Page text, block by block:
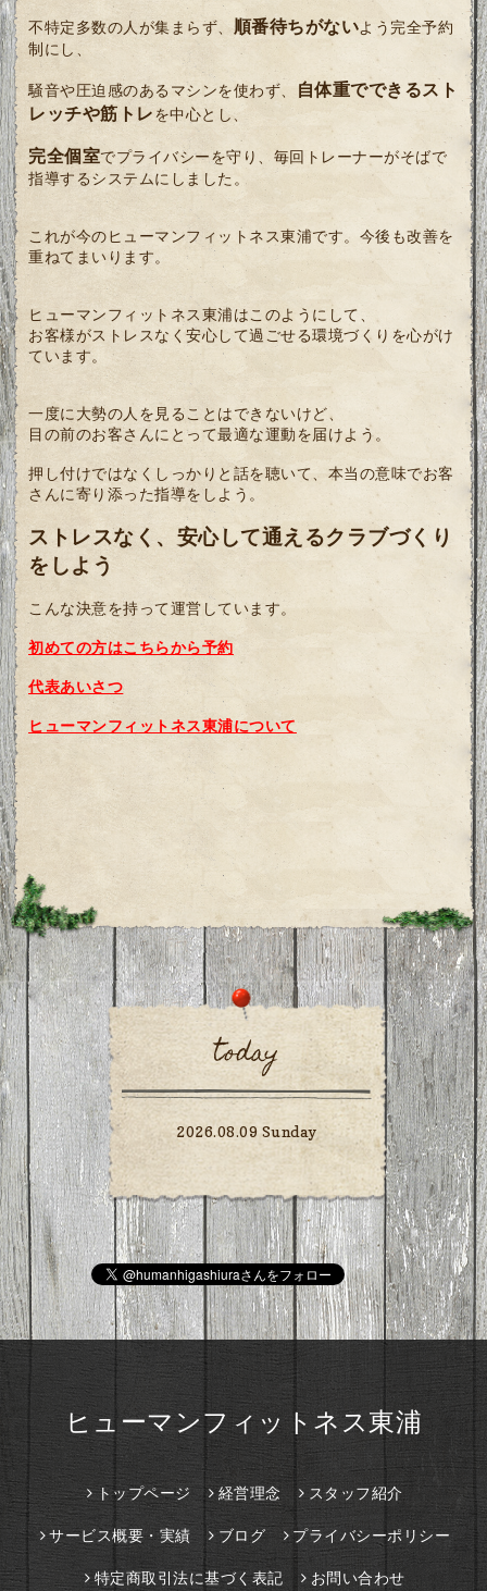
不特定多数の人が集まらず、 順番待ちがないよう完全予約
制にし、
騒音や圧迫感のあるマシンを使わず、
自体重でできるスト
レッチや筋トレを中心とし、
完全個室でプライバシーを守り、毎回トレーナーがそばで
指導するシステムにしました。
これが今のヒューマンフィットネス東浦です。今後も改善を
重ねてまいります。
ヒューマンフィットネス東浦はこのようにして、
お客様がストレスなく安心して過ごせる環境づくりを心がけ
ています。
一度に大勢の人を見ることはできないけど、
目の前のお客さんにとって最適な運動を届けよう。
押し付けではなくしっかりと話を聴いて、本当の意味でお客
さんに寄り添った指導をしよう。
ストレスなく、安心して通えるクラブづくり
をしよう
こんな決意を持って運営しています。
初めての方はこちらから予約
代表あいさつ
ヒューマンフィットネス東浦について
today
2026.08.09 Sunday
ヒューマンフィットネス東浦
トップページ 経営理念 スタッフ紹介
サービス概要・実績 ブログ プライバシーポリシー
特定商取引法に基づく表記 お問い合わせ